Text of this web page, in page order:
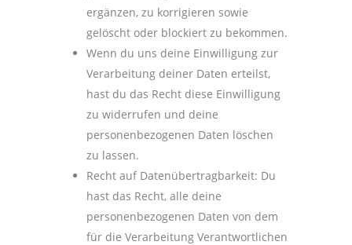
ergänzen, zu korrigieren sowie
gelöscht oder blockiert zu bekommen.
Wenn du uns deine Einwilligung zur
Verarbeitung deiner Daten erteilst,
hast du das Recht diese Einwilligung
zu widerrufen und deine
personenbezogenen Daten löschen
zu lassen.
Recht auf Datenübertragbarkeit: Du
hast das Recht, alle deine
personenbezogenen Daten von dem
für die Verarbeitung Verantwortlichen